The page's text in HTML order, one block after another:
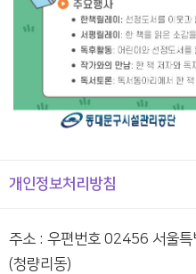
개인정보처리방침
주소 : 우편번호 02456 서울
(청량리동)